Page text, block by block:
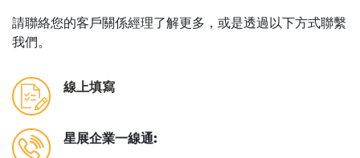
請聯絡您的客戶關係經理了解更多，或是透過以下方式聯繫
我們。
線上填寫
星展企業一線通: